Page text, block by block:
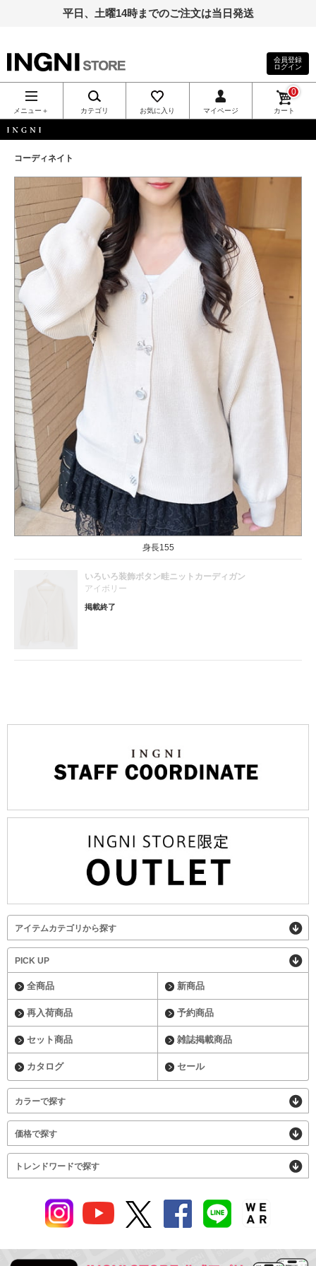
平日、土曜14時までのご注文は当日発送
INGNI（イン
グ）公式通
販｜INGNI
STORE
会員登録
ログイン
メニュー＋ カテゴリ お気に入り マイページ カート
0
コーディネイト
身長155
いろいろ装飾ボタン畦ニットカーディガン
アイボリー
掲載終了
アイテムカテゴリから探す
PICK UP
全商品 新商品
再入荷商品 予約商品
セット商品 雑誌掲載商品
カタログ セール
カラーで探す
価格で探す
トレンドワードで探す